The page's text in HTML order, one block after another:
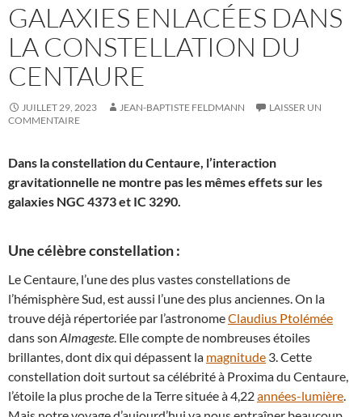
GALAXIES ENLACÉES DANS
LA CONSTELLATION DU
CENTAURE
JUILLET 29, 2023 JEAN-BAPTISTE FELDMANN
LAISSER UN
COMMENTAIRE
Dans la constellation du Centaure, l’interaction
gravitationnelle ne montre pas les mêmes effets sur les
galaxies NGC 4373 et IC 3290.
Une célèbre constellation :
Le Centaure, l’une des plus vastes constellations de
l’hémisphère Sud, est aussi l’une des plus anciennes. On la
trouve déjà répertoriée par l’astronomeClaudius Ptolémée
dans son Almageste. Elle compte de nombreuses étoiles
brillantes, dont dix qui dépassent la magnitude 3. Cette
constellation doit surtout sa célébrité à Proxima du Centaure,
l’étoile la plus proche de la Terre située à 4,22années-lumière.